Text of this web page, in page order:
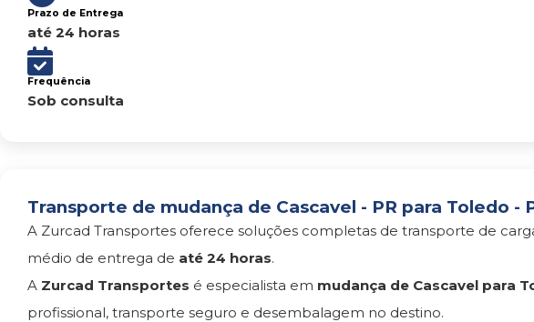
Prazo de Entrega
até 24 horas
Frequência
Sob consulta
Transporte de mudança de Cascavel - PR para Toledo -
A Zurcad Transportes oferece soluções completas de transporte de
médio de entrega de até 24 horas.
A Zurcad Transportes é especialista em mudança de Cascavel para
profissional, transporte seguro e desembalagem no destino.